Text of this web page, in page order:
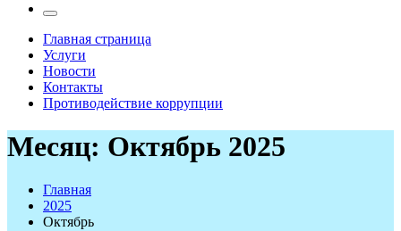
Главная страница
Услуги
Новости
Контакты
Противодействие коррупции
Месяц: Октябрь 2025
Главная
2025
Октябрь